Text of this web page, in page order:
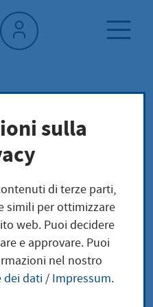
amministrazione
della
/ Blocco
sulla
di terze parti,
simili per ottimizzare
web. Puoi decidere
e approvare. Puoi
nel nostro
dei dati/ Impressum.